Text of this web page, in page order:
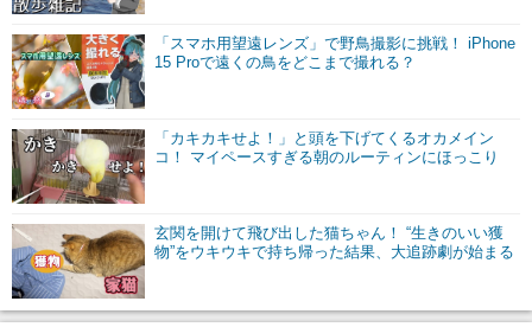
「スマホ用望遠レンズ」で野鳥撮影に挑戦！ iPhone
15 Proで遠くの鳥をどこまで撮れる？
「カキカキせよ！」と頭を下げてくるオカメイン
コ！ マイペースすぎる朝のルーティンにほっこり
玄関を開けて飛び出した猫ちゃん！ “生きのいい獲
物”をウキウキで持ち帰った結果、大追跡劇が始まる